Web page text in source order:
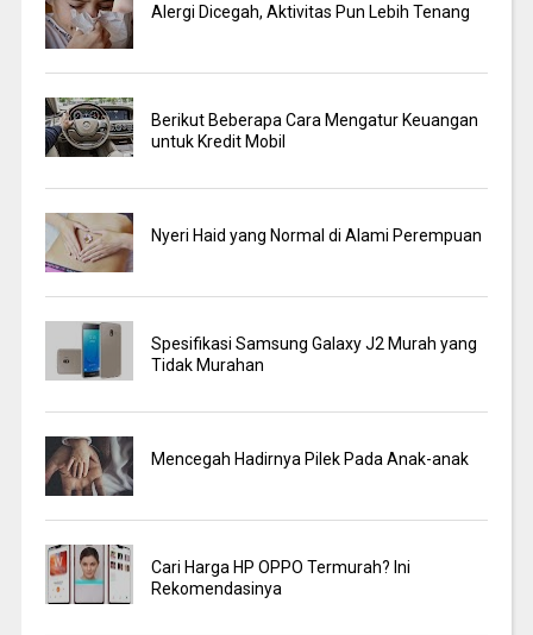
Alergi Dicegah, Aktivitas Pun Lebih Tenang
Berikut Beberapa Cara Mengatur Keuangan
untuk Kredit Mobil
Nyeri Haid yang Normal di Alami Perempuan
Spesifikasi Samsung Galaxy J2 Murah yang
Tidak Murahan
Mencegah Hadirnya Pilek Pada Anak-anak
Cari Harga HP OPPO Termurah? Ini
Rekomendasinya